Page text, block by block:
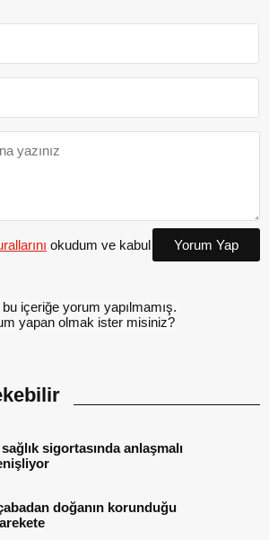
okudum ve kabul
Yorum Yap
içeriğe yorum yapılmamış.
yapan olmak ister misiniz?
sağlık sigortasında anlaşmalı
doğanın korunduğu